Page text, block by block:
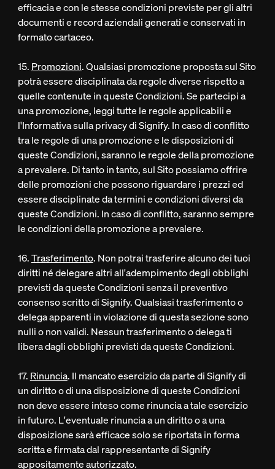
efficacia e con le stesse condizioni previste per gli altri
documenti e record aziendali generati e conservati in
formato cartaceo.
15. Promozioni. Qualsiasi promozione proposta sul Sito
potrà essere disciplinata da regole diverse rispetto a
quelle contenute in queste Condizioni. Se partecipi a
una promozione, leggi tutte le regole applicabili e
l'Informativa sulla privacy di Signify. In caso di conflitto
tra le regole di una promozione e le disposizioni di
queste Condizioni, saranno le regole della promozione
a prevalere. Di tanto in tanto, sul Sito possiamo offrire
delle promozioni che possono riguardare i prezzi ed
essere disciplinate da termini e condizioni diversi da
queste Condizioni. In caso di conflitto, saranno sempre
le condizioni della promozione a prevalere.
16.Trasferimento. Non potrai trasferire alcuno dei tuoi
diritti né delegare altri all'adempimento degli obblighi
previsti da queste Condizioni senza il preventivo
consenso scritto di Signify. Qualsiasi trasferimento o
delega apparenti in violazione di questa sezione sono
nulli o non validi. Nessun trasferimento o delega ti
libera dagli obblighi previsti da queste Condizioni.
17. Rinuncia. Il mancato esercizio da parte di Signify di
un diritto o di una disposizione di queste Condizioni
non deve essere inteso come rinuncia a tale esercizio
in futuro. L'eventuale rinuncia a un diritto o a una
disposizione sarà efficace solo se riportata in forma
scritta e firmata dal rappresentante di Signify
appositamente autorizzato.